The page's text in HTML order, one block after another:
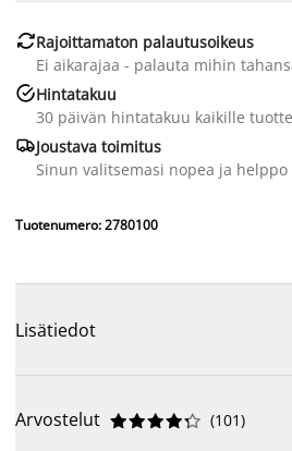
Rajoittamaton palautusoikeus
Ei aikarajaa - palauta mihin
Hintatakuu
30 päivän hintatakuu kaikille
Joustava toimitus
Sinun valitsemasi nopea ja
Tuotenumero: 2780100
Lisätiedot
Arvostelut 




 (101)